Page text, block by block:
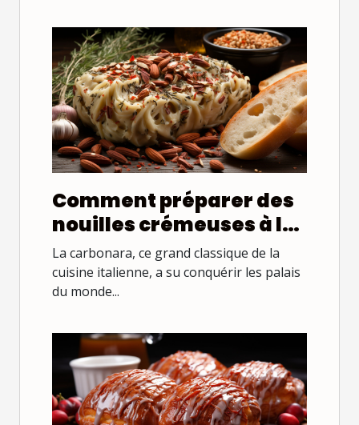
Comment préparer des
nouilles crémeuses à la
carbonara avec une
touche épicée
La carbonara, ce grand classique de la
cuisine italienne, a su conquérir les palais
du monde...